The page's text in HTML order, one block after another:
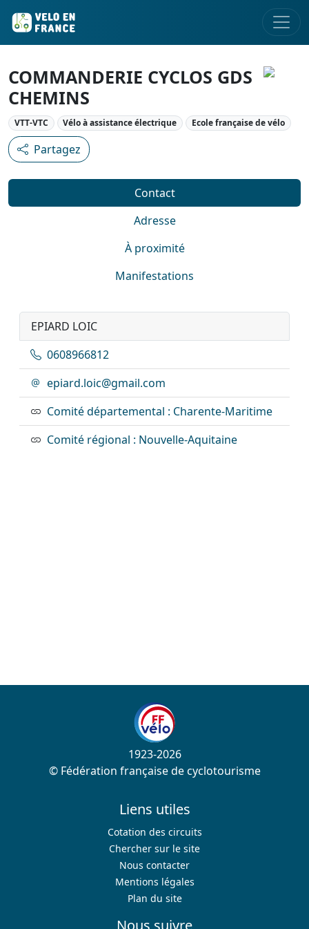
COMMANDERIE CYCLOS GDS
CHEMINS
VTT-VTC Vélo à assistance électrique Ecole française de vélo
Partagez
Contact
Adresse
À proximité
Manifestations
EPIARD LOIC
0608966812
epiard.loic@gmail.com
Comité départemental : Charente-Maritime
Comité régional : Nouvelle-Aquitaine
1923-2026
© Fédération française de cyclotourisme
Liens utiles
Cotation des circuits
Chercher sur le site
Nous contacter
Mentions légales
Plan du site